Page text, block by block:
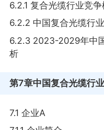
6.2.1 复合光缆行业竞
6.2.2 中国复合光缆行
6.2.3 2023-2029年中
析
第7章中国复合光缆行
7.1 企业A